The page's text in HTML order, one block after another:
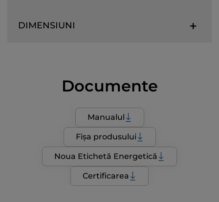
DIMENSIUNI
Documente
Manualul
Fișa produsului
Noua Etichetă Energetică
Certificarea